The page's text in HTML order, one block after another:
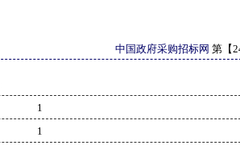
中国政府采购招标网 第【
1
1